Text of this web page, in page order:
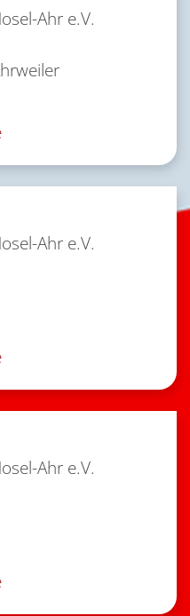
Ahr e.V.
Ahr e.V.
Ahr e.V.